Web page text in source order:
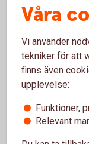
Frågor
Varför
inte det att
Vad är en
Vad är en
Våra
Vi använder
tekniker för att
finns även
upplevelse:
Funktioner,
Relevant